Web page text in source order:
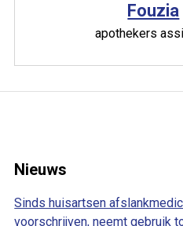
Fouzia
apothekers
Nieuws
Sinds huisartsen
voorschrijven, neemt gebruik